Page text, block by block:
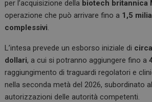
o
o
n
A
p
per l’acquisizione della biotech britannica
operazione che può arrivare fino a 1,5
complessivi.
L’intesa prevede un esborso iniziale di
dollari, a cui si potranno aggiungere fino a
raggiungimento di traguardi regolatori e
nella seconda metà del 2026, subordinato
autorizzazioni delle autorità competenti.